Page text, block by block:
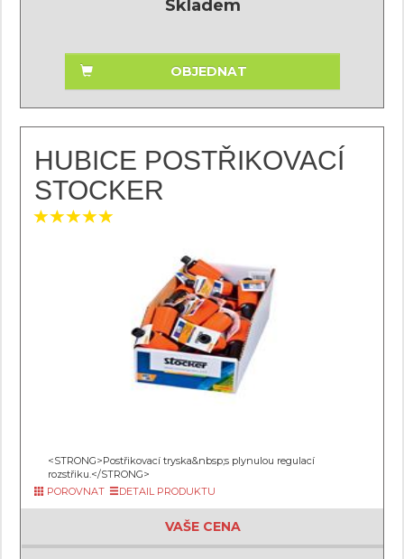
Skladem
OBJEDNAT
HUBICE POSTŘIKOVACÍ
STOCKER
<STRONG>Postřikovací tryska&nbsp;s plynulou regulací
rozstřiku.</STRONG>
POROVNAT
DETAIL PRODUKTU
VAŠE CENA